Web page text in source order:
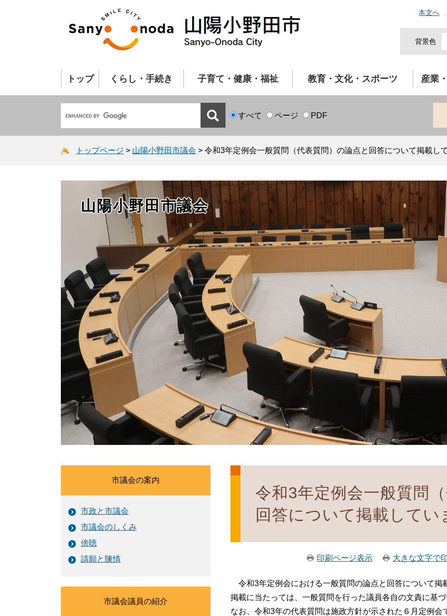
本文へ
背景色
トップ くらし・手続き 子育て・健康・福祉 教育・文化・スポーツ 産業
すべて ページ PDF
トップページ > 山陽小野田市議会 > 令和3年定例会一般質問（代表質問）の論点と回答について掲載し
山陽小野田市議会
令和3年定例会一般質問
回答について掲載してい
印刷ページ表示 大きな文字で
令和3年定例会における一般質問の論点と回答について掲
掲載に当たっては、一般質問を行った議員各自の文責に基
なお、令和3年の代表質問は施政方針が示された６月定例
市議会の案内
市政と市議会
市議会のしくみ
傍聴
請願と陳情
市議会議員の紹介